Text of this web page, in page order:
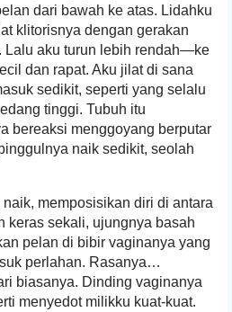
dari bawah ke atas. Lidahku
klitorisnya dengan gerakan
Lalu aku turun lebih rendah—ke
dan rapat. Aku jilat di sana
sedikit, seperti yang selalu
tinggi. Tubuh itu
bereaksi menggoyang berputar
naik sedikit, seolah
memposisikan diri di antara
keras sekali, ujungnya basah
pelan di bibir vaginanya yang
perlahan. Rasanya…
biasanya. Dinding vaginanya
menyedot milikku kuat-kuat.